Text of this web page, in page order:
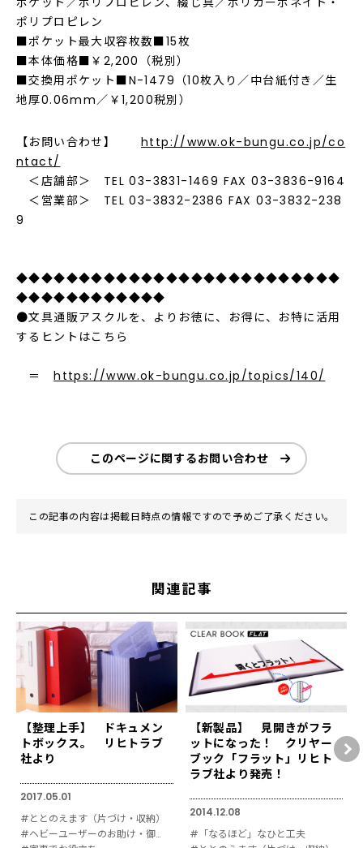
ポリプロピレン
■ポケット最大収容枚数■15枚
■本体価格■￥2,200（税別）
■交換用ポケット■N-1479（10枚入り／中台紙付き／生
地厚0.06mm／￥1,200税別）
【お問い合わせ】 http://www.ok-bungu.co.jp/co
ntact/
＜店舗部＞ TEL 03-3831-1469 FAX 03-3836-9164
＜営業部＞ TEL 03-3832-2386 FAX 03-3832-238
9
◆◆◆◆◆◆◆◆◆◆◆◆◆◆◆◆◆◆◆◆◆◆◆◆◆◆
◆◆◆◆◆◆◆◆◆◆◆◆
●文具通販アスクルを、よりお徳に、お得に、お特に活用
するヒントはこちら
＝https://www.ok-bungu.co.jp/topics/140/
このページに関するお問い合わせ
この記事の内容は掲載日時点の情報ですので予めご了承ください。
関連記事
【整理上手】 ドキュメン
トボックス。 リヒトラブ
社より
2017.05.01
#ととのえます（片づけ・収納）
#ヘビーユーザーのお助け・御用達
【新製品】 見開きがフラ
ットになった！ クリヤー
ブック「フラット」リヒト
ラブ社より発売！
2014.12.08
#「なるほど」なひと工夫